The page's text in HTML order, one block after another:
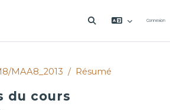
ACTIVER/ Connexion
MAA8_2013 Résumé
du cours